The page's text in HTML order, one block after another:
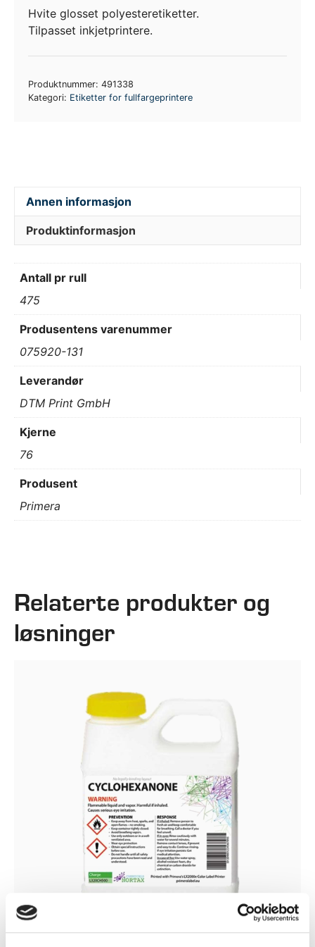
poly
gloss
antall
Hvite glosset polyesteretiketter.
Tilpasset inkjetprintere.
Produktnummer: 491338
Kategori: Etiketter for fullfargeprintere
Annen informasjon
Produktinformasjon
Antall pr rull
475
Produsentens varenummer
075920-131
Leverandør
DTM Print GmbH
Kjerne
76
Produsent
Primera
Relaterte produkter og
løsninger